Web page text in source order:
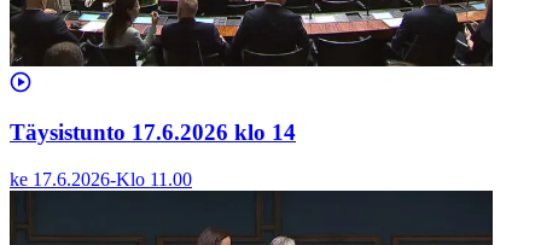
Täysistunto 17.6.2026 klo 14
ke 17.6.2026-Klo 11.00